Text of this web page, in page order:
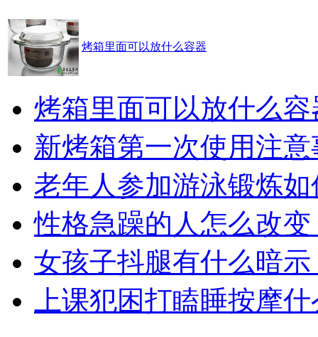
烤箱里面可以放什么容器
烤箱里面可以放什么容
新烤箱第一次使用注意
老年人参加游泳锻炼如
性格急躁的人怎么改变
女孩子抖腿有什么暗示
上课犯困打瞌睡按摩